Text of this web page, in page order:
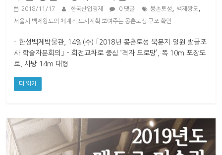
2018/11/17 한국산업경제 0 댓글 몽촌토성 백제왕도
서울시 백제왕도의 체계적 도시계획 보여주는 몽촌토성 구조 확인
– 한성백제박물관, 14일(수) ｢2018년 몽촌토성 북문지 일원 발굴조
사 학술자문회의｣ – 회전교차로 중심 ‘격자 도로망’, 폭 10m 포장도
로, 사방 14m 대형
더 읽기